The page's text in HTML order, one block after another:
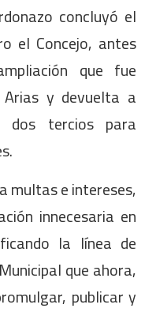
concluyó el
el Concejo, antes
que fue
y devuelta a
dos tercios para
multas e intereses,
innecesaria en
la línea de
que ahora,
publicar y